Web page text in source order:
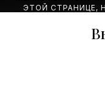
ЭТОЙ СТРАНИЦЕ,
©2026 GEMINA